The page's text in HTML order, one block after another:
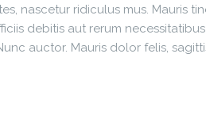
nascetur ridiculus mus. Mauris
debitis aut rerum
auctor. Mauris dolor felis,